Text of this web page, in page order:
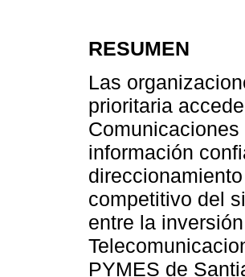
RESUMEN
Las
prioritaria
información
competitivo del
entre la
PYMES de